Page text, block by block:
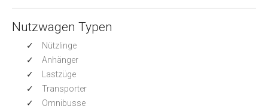
Nutzwagen Typen
Nützlinge
Anhänger
Lastzüge
Transporter
Omnibusse